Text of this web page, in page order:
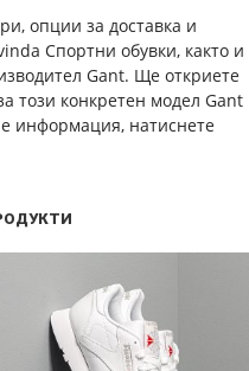
опции за доставка и
Спортни обувки, както и
Gant. Ще откриете
този конкретен модел Gant
информация, натиснете